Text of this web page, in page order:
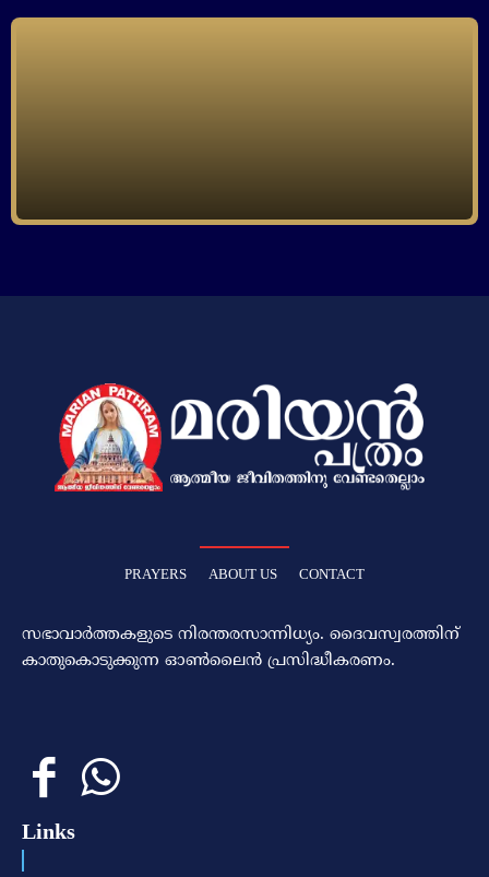
PRAYERS ABOUT US CONTACT
സഭാവാര്‍ത്തകളുടെ നിരന്തരസാന്നിധ്യം. ദൈവസ്വരത്തിന്‌
കാതുകൊടുക്കുന്ന ഓണ്‍ലൈന്‍ പ്രസിദ്ധീകരണം.
Links